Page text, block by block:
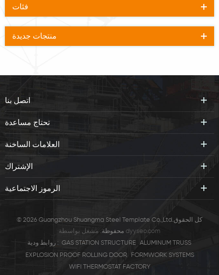
فئات
منتجات جديدة
اتصل بنا
تحتاج مساعدة
العلامات الساخنة
الإشتراك
الرموز الاجتماعية
© 2026 Guangzhou Shuangma Steel Template Co.,Ltd.كل الحقوق
محفوظة. dyyseo.com
روابط ودية : GAS STATION STRUCTURE
ALUMINUM TRUSS
EXPLOSION PROOF ROLLING DOOR
FORMWORK SYSTEMS
WIFI THERMOSTAT FACTORY